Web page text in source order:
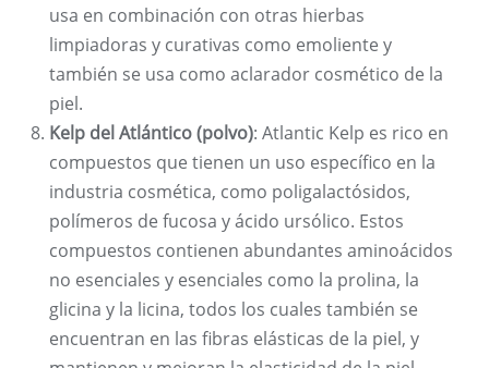
usa en combinación con otras hierbas
limpiadoras y curativas como emoliente y
también se usa como aclarador cosmético de la
piel.
Kelp del Atlántico (polvo): Atlantic Kelp es rico en
compuestos que tienen un uso específico en la
industria cosmética, como poligalactósidos,
polímeros de fucosa y ácido ursólico. Estos
compuestos contienen abundantes aminoácidos
no esenciales y esenciales como la prolina, la
glicina y la licina, todos los cuales también se
encuentran en las fibras elásticas de la piel, y